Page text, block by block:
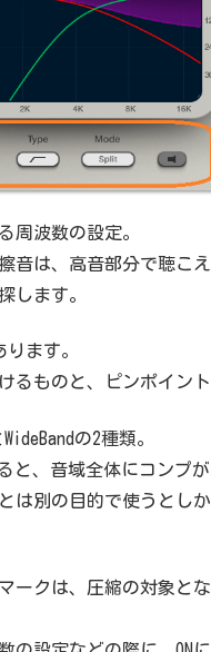
周波数の設定。
音は、高音部分で聴こ
します。
ます。
るものと、ピンポイント
の2種類。
と、音域全体にコンプが
は別の目的で使うとし
ークは、圧縮の対象と